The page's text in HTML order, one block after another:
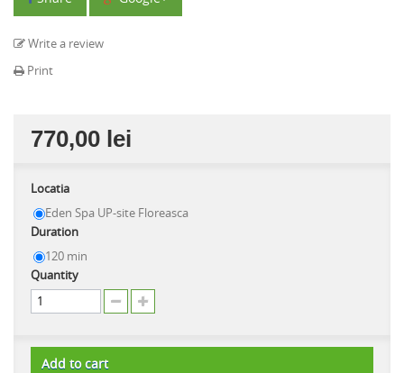
Write a review
Print
770,00 lei
Locatia
Eden Spa UP-site Floreasca
Duration
120 min
Quantity
Add to cart